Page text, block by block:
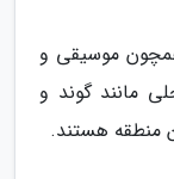
موسیقی و
مانند گوند و
منطقه هستند.